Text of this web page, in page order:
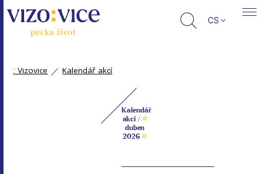
CS
: Vizovice Kalendář akcí
Kalendář
akcí / «
duben
2026 »